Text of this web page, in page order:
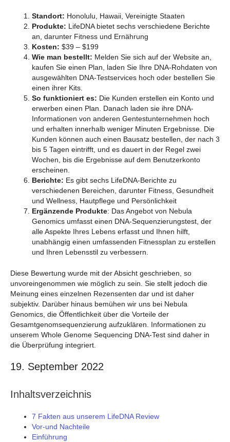
Standort: Honolulu, Hawaii, Vereinigte Staaten
Produkte: LifeDNA bietet sechs verschiedene Berichte
an, darunter Fitness und Ernährung
Kosten: $39 – $199
Wie man bestellt: Melden Sie sich auf der Website an,
kaufen Sie einen Plan, laden Sie Ihre DNA-Rohdaten von
ausgewählten DNA-Testservices hoch oder bestellen Sie
einen ihrer Kits.
So funktioniert es: Die Kunden erstellen ein Konto und
erwerben einen Plan. Danach laden sie ihre DNA-
Informationen von anderen Gentestunternehmen hoch
und erhalten innerhalb weniger Minuten Ergebnisse. Die
Kunden können auch einen Bausatz bestellen, der nach 3
bis 5 Tagen eintrifft, und es dauert in der Regel zwei
Wochen, bis die Ergebnisse auf dem Benutzerkonto
erscheinen.
Berichte: Es gibt sechs LifeDNA-Berichte zu
verschiedenen Bereichen, darunter Fitness, Gesundheit
und Wellness, Hautpflege und Persönlichkeit
Ergänzende Produkte: Das Angebot von Nebula
Genomics umfasst einen DNA-Sequenzierungstest, der
alle Aspekte Ihres Lebens erfasst und Ihnen hilft,
unabhängig einen umfassenden Fitnessplan zu erstellen
und Ihren Lebensstil zu verbessern.
Diese Bewertung wurde mit der Absicht geschrieben, so
unvoreingenommen wie möglich zu sein. Sie stellt jedoch die
Meinung eines einzelnen Rezensenten dar und ist daher
subjektiv. Darüber hinaus bemühen wir uns bei Nebula
Genomics, die Öffentlichkeit über die Vorteile der
Gesamtgenomsequenzierung aufzuklären. Informationen zu
unserem Whole Genome Sequencing DNA-Test sind daher in
die Überprüfung integriert.
19. September 2022
Inhaltsverzeichnis
7 Fakten aus unserem LifeDNA Review
Vor-und Nachteile
Einführung